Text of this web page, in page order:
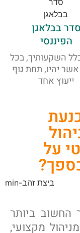
סדר בבלאגן
הפיננסי
השקעותיך, בכל
יהיו, תחת גוף
ייעוץ אחד
על
החשוב ביותר
מקצועי,